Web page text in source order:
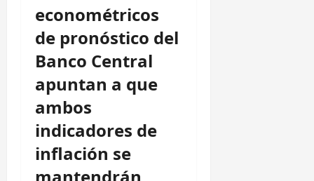
econométricos
de pronóstico del
Banco Central
apuntan a que
ambos
indicadores de
inflación se